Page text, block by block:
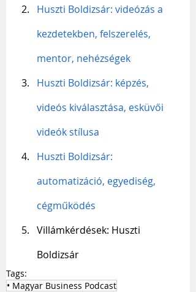
Huszti Boldizsár: videózás a
kezdetekben, felszerelés,
mentor, nehézségek
Huszti Boldizsár: képzés,
videós kiválasztása, esküvői
videók stílusa
Huszti Boldizsár:
automatizáció, egyediség,
cégműködés
Villámkérdések: Huszti
Boldizsár
Tags:
• Magyar Business Podcast